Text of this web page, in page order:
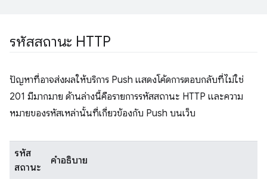
รหัสสถานะ HTTP
ปัญหาที่อาจส่งผลให้บริการ Push แสดงโค้ดการตอบกลับที่ไม่ใช่
201 มีมากมาย ด้านล่างนี้คือรายการรหัสสถานะ HTTP และความ
หมายของรหัสเหล่านั้นที่เกี่ยวข้องกับ Push บนเว็บ
รหัส
สถานะ
คำอธิบาย